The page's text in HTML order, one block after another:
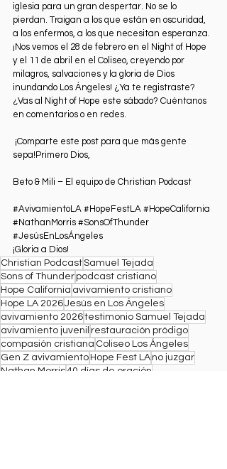
iglesia para un gran despertar. No se lo
pierdan. Traigan a los que están en oscuridad,
a los enfermos, a los que necesitan esperanza.
¡Nos vemos el 28 de febrero en el Night of Hope
y el 11 de abril en el Coliseo, creyendo por
milagros, salvaciones y la gloria de Dios
inundando Los Ángeles! ¿Ya te registraste?
¿Vas al Night of Hope este sábado? Cuéntanos
en comentarios o en redes.
sepa!Primero Dios,
Beto & Mili – El equipo de Christian Podcast
#AvivamientoLA #HopeFestLA #HopeCalifornia
#NathanMorris #SonsOfThunder
#JesúsEnLosÁngeles
¡Gloria a Dios!
Christian PodcastSamuel Tejada
Sons of Thunderpodcast cristiano
Hope California avivamiento cristiano
Hope LA 2026Jesús en Los Ángeles
avivamiento 2026testimonio Samuel Tejada
avivamiento juvenil restauración pródigo
compasión cristiana Coliseo Los Ángeles
Gen Z avivamientoHope Fest LAno juzgar
Nathan Morris 40 días de oración